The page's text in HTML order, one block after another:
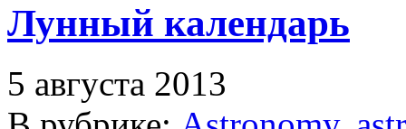
Лунный календарь
5 августа 2013